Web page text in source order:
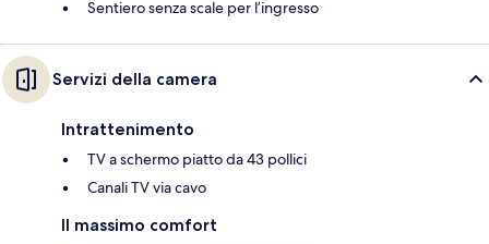
Sentiero senza scale per l’ingresso
Servizi della camera
Intrattenimento
TV a schermo piatto da 43 pollici
Canali TV via cavo
Il massimo comfort